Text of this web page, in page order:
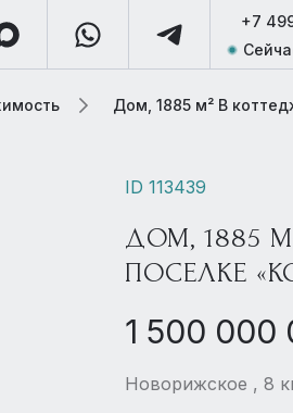
+7
Дом, 1885 м² В
ID 113439
ДОМ, 1885
ПОСЕЛКЕ
1 500 000
Новорижское , 8